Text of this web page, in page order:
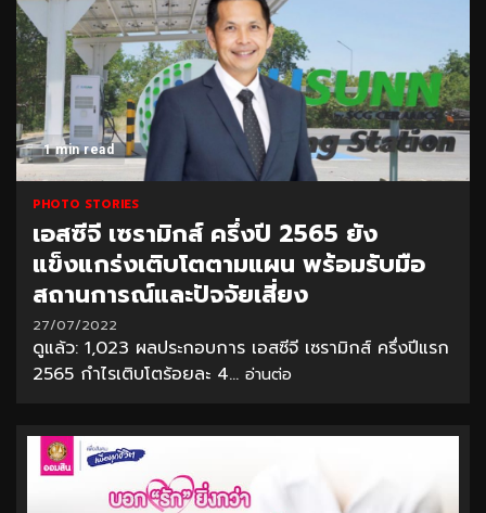
1 min read
PHOTO STORIES
เอสซีจี เซรามิกส์ ครึ่งปี 2565 ยัง
แข็งแกร่งเติบโตตามแผน พร้อมรับมือ
สถานการณ์และปัจจัยเสี่ยง
27/07/2022
ดูแล้ว: 1,023 ผลประกอบการ เอสซีจี เซรามิกส์ ครึ่งปีแรก
2565 กำไรเติบโตร้อยละ 4... อ่านต่อ